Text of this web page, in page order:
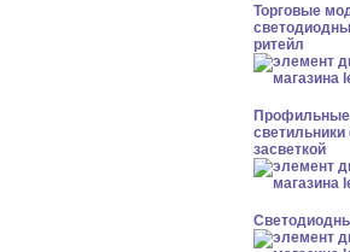
Торговые
ритейл
засветкой